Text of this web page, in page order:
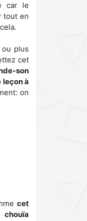
car le
tout en
plus
cet
son
leçon à
on
cet